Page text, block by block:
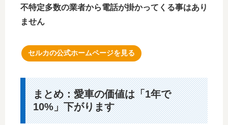
不特定多数の業者から電話が掛かってくる事はあり
ません
セルカの公式ホームページを見る
まとめ：愛車の価値は「1年で
10%」下がります